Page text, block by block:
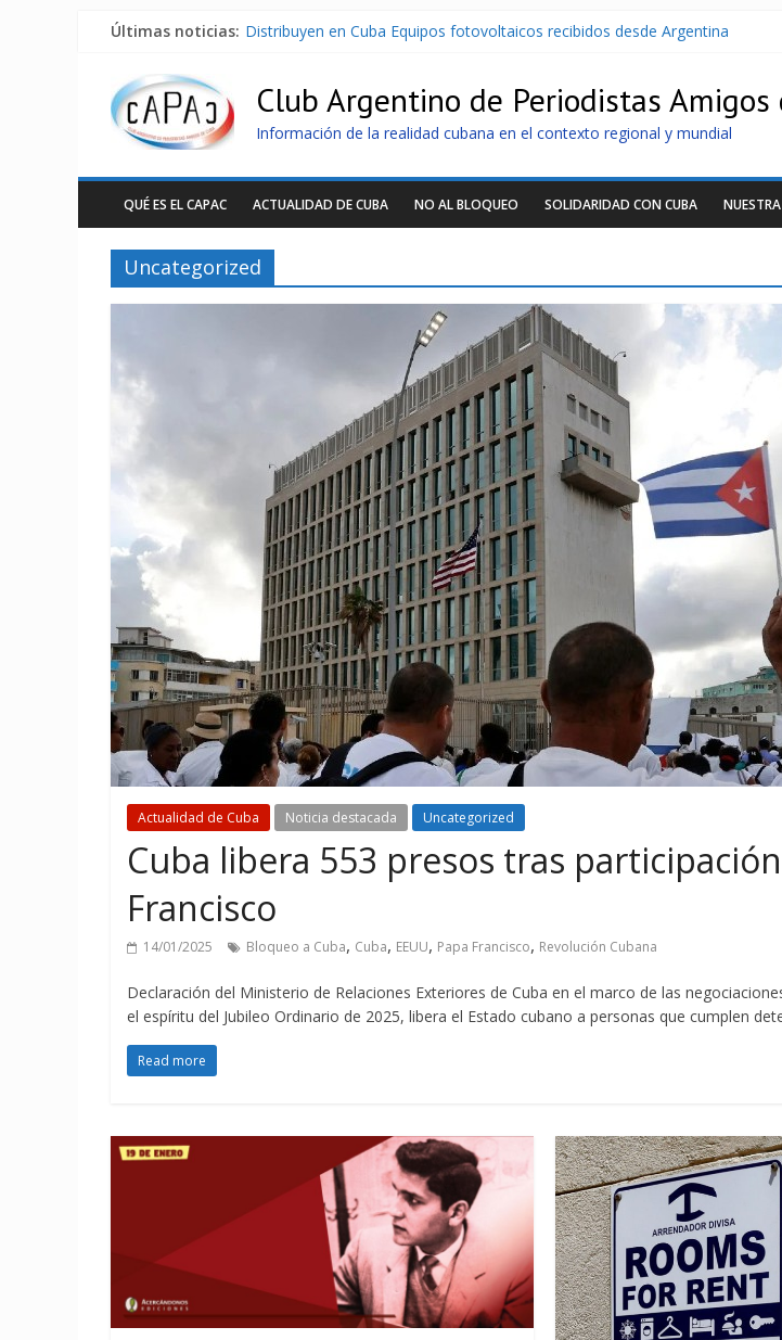
Últimas noticias: Distribuyen en Cuba Equipos fotovoltaicos recibidos desde Argentina
Nuevas sanciones de EEUU contra Cuba apuntan a la cooperación militar
Brutal represión contra los que marchan para que no se venda la patria
Club Argentino de Periodistas Amigos
Información de la realidad cubana en el contexto regional y mundial
QUÉ ES EL CAPAC ACTUALIDAD DE CUBA NO AL BLOQUEO SOLIDARIDAD CON CUBA
Uncategorized
Actualidad de Cuba Noticia destacada Uncategorized
Cuba libera 553 presos tras
Francisco
14/01/2025 Bloqueo a Cuba, Cuba, EEUU, Papa Francisco, Revolución Cubana
Declaración del Ministerio de Relaciones Exteriores de Cuba en el marco de las
el espíritu del Jubileo Ordinario de 2025, libera el Estado cubano a personas que cumplen
Read more